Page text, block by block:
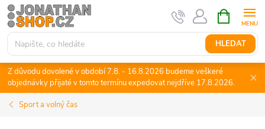
Přejít
na
obsah
HLEDAT
NÁKUPNÍ
KOŠÍK
Z důvodu dovolené v období 7.8. - 16.8.2026 budeme veškeré
objednávky přijaté v tomto termínu expedovat nejdříve 17.8.2026.
Sport a volný čas